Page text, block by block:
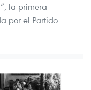
la primera
por el Partido